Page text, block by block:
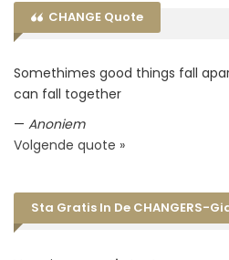
CHANGE Quote
Somethimes good things fall
can fall together
— Anoniem
Volgende quote »
Sta Gratis In De CHANGERS-